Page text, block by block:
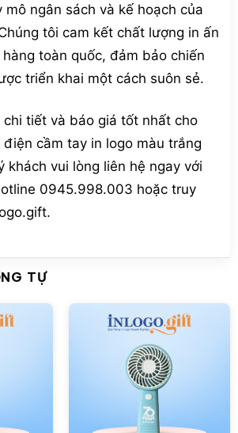
mô ngân sách và kế hoạch của
tôi cam kết chất lượng in ấn
toàn quốc, đảm bảo chiến
triển khai một cách suôn sẻ.
tiết và báo giá tốt nhất cho
điện cầm tay in logo màu trắng
khách vui lòng liên hệ ngay với
0945.998.003 hoặc truy
TỰ